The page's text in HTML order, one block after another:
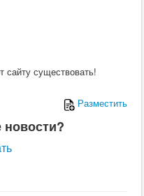
сайту существовать!
Разместить
новости?